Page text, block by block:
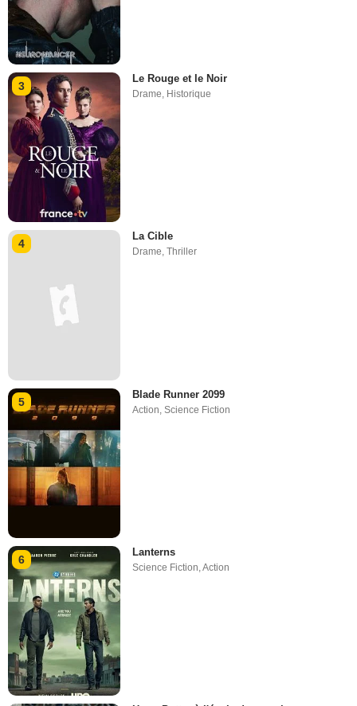
3
Le Rouge et le Noir
Drame, Historique
4
La Cible
Drame,Thriller
5
Blade Runner 2099
Action ,Science Fiction
6
Lanterns
Science Fiction,Action